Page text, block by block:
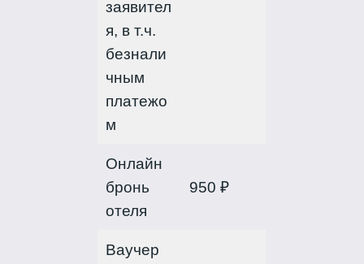
заявител
я, в т.ч.
безнали
чным
платежо
м
Онлайн
бронь
отеля
950 ₽
Ваучер